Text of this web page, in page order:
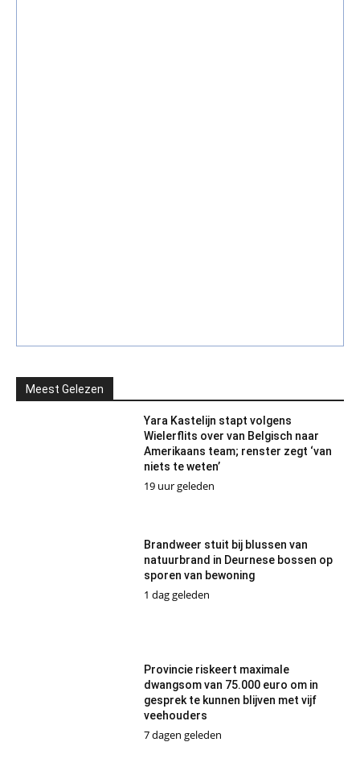
Meest Gelezen
Yara Kastelijn stapt volgens
Wielerflits over van Belgisch naar
Amerikaans team; renster zegt ‘van
niets te weten’
19 uur geleden
Brandweer stuit bij blussen van
natuurbrand in Deurnese bossen op
sporen van bewoning
1 dag geleden
Provincie riskeert maximale
dwangsom van 75.000 euro om in
gesprek te kunnen blijven met vijf
veehouders
7 dagen geleden